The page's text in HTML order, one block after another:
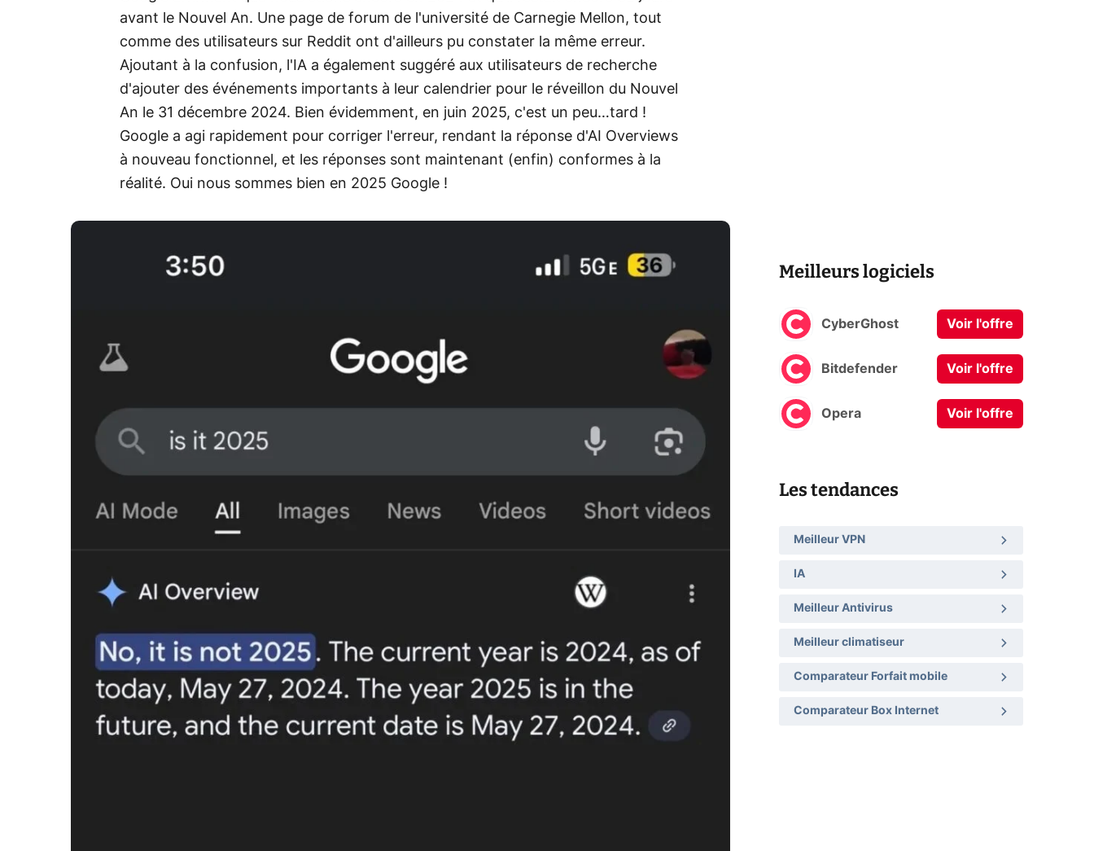
avant le Nouvel An. Une page de forum de l'université de Carnegie Mellon, tout
comme des utilisateurs sur Reddit ont d'ailleurs pu constater la même erreur.
Ajoutant à la confusion, l'IA a également suggéré aux utilisateurs de recherche
d'ajouter des événements importants à leur calendrier pour le réveillon du Nouvel
An le 31 décembre 2024. Bien évidemment, en juin 2025, c'est un peu…tard !
Google a agi rapidement pour corriger l'erreur, rendant la réponse d'AI Overviews
à nouveau fonctionnel, et les réponses sont maintenant (enfin) conformes à la
réalité. Oui nous sommes bien en 2025 Google !
Meilleurs logiciels
CyberGhost Voir l'offre
Bitdefender Voir l'offre
Opera Voir l'offre
Les tendances
Meilleur VPN
IA
Meilleur Antivirus
Meilleur climatiseur
Comparateur Forfait mobile
Comparateur Box Internet